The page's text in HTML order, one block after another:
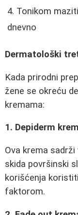
Tonikom
dnevno
Dermatološki
Kada prirodni
žene se okreću
kremama:
1. Depiderm
Ova krema
skida površinski
korišćenja
faktorom.